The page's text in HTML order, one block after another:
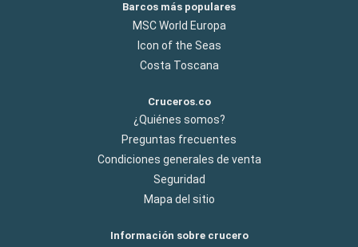
Barcos más populares
MSC World Europa
Icon of the Seas
Costa Toscana
Cruceros.co
¿Quiénes somos?
Preguntas frecuentes
Condiciones generales de venta
Seguridad
Mapa del sitio
Información sobre crucero